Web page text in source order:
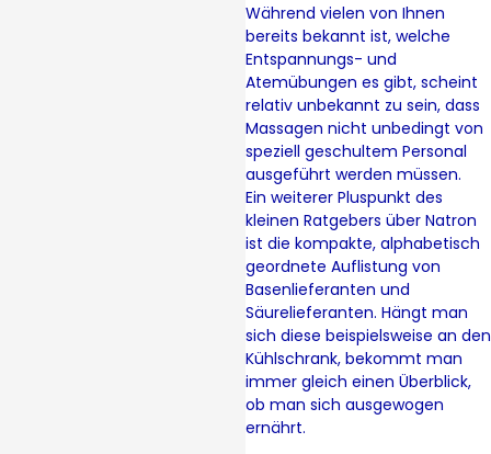
Während vielen von Ihnen
bereits bekannt ist, welche
Entspannungs- und
Atemübungen es gibt, scheint
relativ unbekannt zu sein, dass
Massagen nicht unbedingt von
speziell geschultem Personal
ausgeführt werden müssen.
Ein weiterer Pluspunkt des
kleinen Ratgebers über Natron
ist die kompakte, alphabetisch
geordnete Auflistung von
Basenlieferanten und
Säurelieferanten. Hängt man
sich diese beispielsweise an den
Kühlschrank, bekommt man
immer gleich einen Überblick,
ob man sich ausgewogen
ernährt.